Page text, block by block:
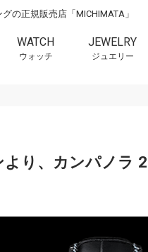
の正規販売店「MICHIMATA」
WATCH
ウォッチ
JEWELRY
ジュエリー
り、カンパノラ